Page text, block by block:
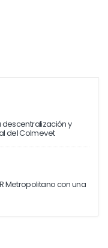
descentralización y
del Colmevet
Metropolitano con una